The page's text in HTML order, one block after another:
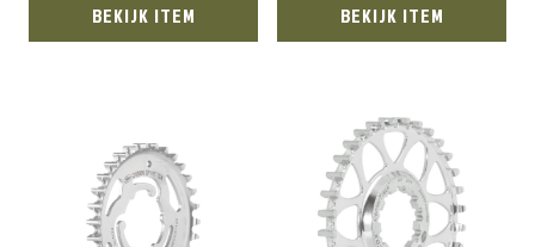
BEKIJK ITEM BEKIJK ITEM